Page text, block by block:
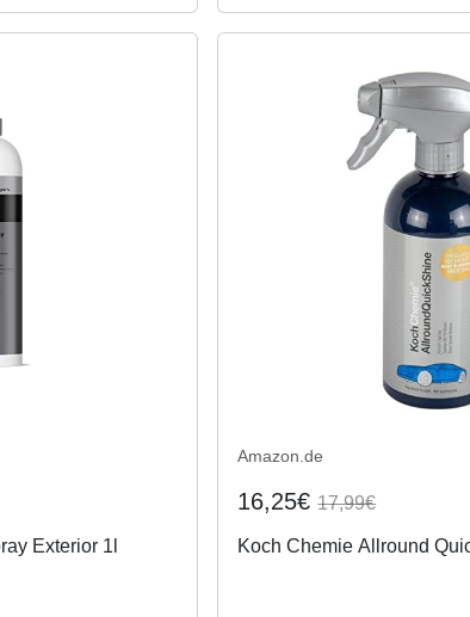
Exterior 1l
Amazon.de
16,25€17,99€
Koch Chemie Allround